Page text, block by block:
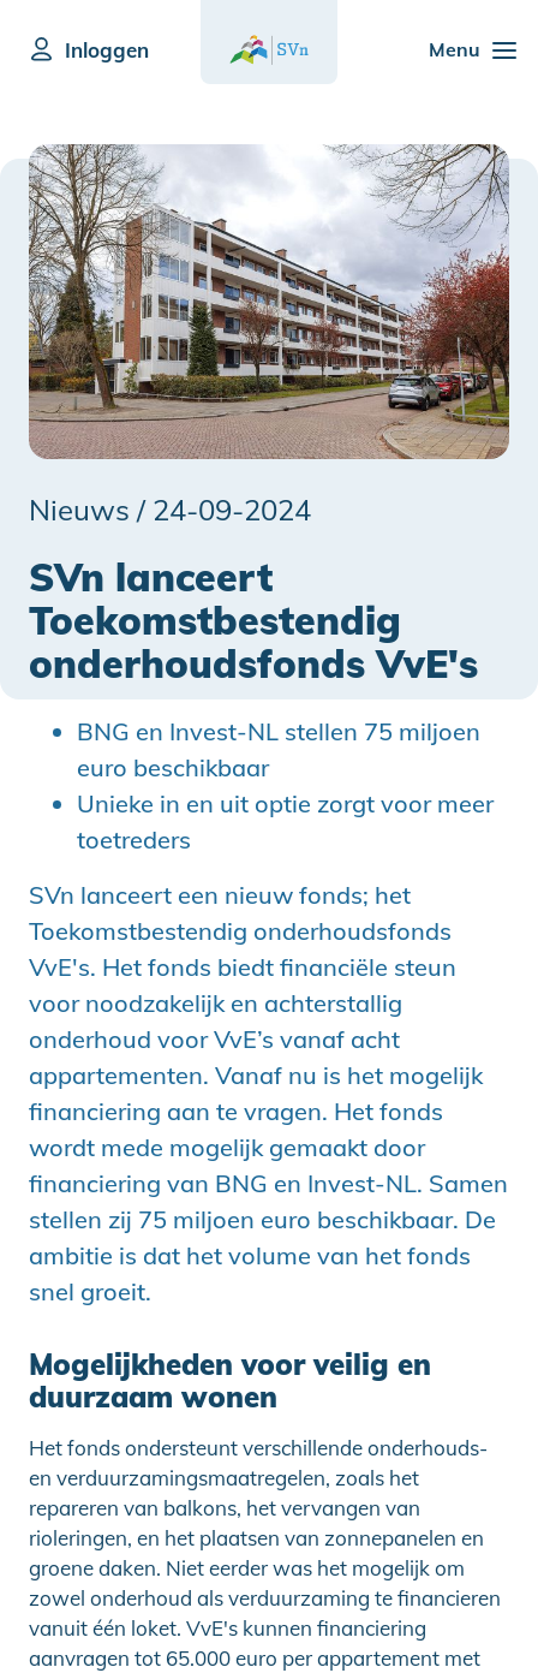
Menu
Inloggen
Nieuws / 24-09-2024
SVn lanceert
Toekomstbestendig
onderhoudsfonds VvE's
BNG en Invest-NL stellen 75 miljoen
euro beschikbaar
Unieke in en uit optie zorgt voor meer
toetreders
SVn lanceert een nieuw fonds; het
Toekomstbestendig onderhoudsfonds
VvE's. Het fonds biedt financiële steun
voor noodzakelijk en achterstallig
onderhoud voor VvE’s vanaf acht
appartementen. Vanaf nu is het mogelijk
financiering aan te vragen. Het fonds
wordt mede mogelijk gemaakt door
financiering van BNG en Invest-NL. Samen
stellen zij 75 miljoen euro beschikbaar. De
ambitie is dat het volume van het fonds
snel groeit.
Mogelijkheden voor veilig en
duurzaam wonen
Het fonds ondersteunt verschillende onderhouds-
en verduurzamingsmaatregelen, zoals het
repareren van balkons, het vervangen van
rioleringen, en het plaatsen van zonnepanelen en
groene daken. Niet eerder was het mogelijk om
zowel onderhoud als verduurzaming te financieren
vanuit één loket. VvE's kunnen financiering
aanvragen tot 65.000 euro per appartement met